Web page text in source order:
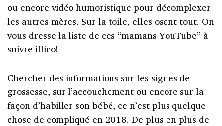
ou encore vidéo humoristique pour décomplexer
les autres mères. Sur la toile, elles osent tout. On
vous dresse la liste de ces “mamans YouTube” à
suivre illico!
Chercher des informations sur les signes de
grossesse, sur l’accouchement ou encore sur la
façon d’habiller son bébé, ce n’est plus quelque
chose de compliqué en 2018. De plus en plus de